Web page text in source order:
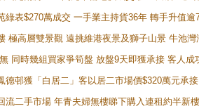
綠表$270萬成交 一手業主持貨36年 轉手升值逾
極高層雙景觀 遠挑維港夜景及獅子山景 牛池
同時幾組買家爭筍盤 放盤9天即獲承接 客人
德邨獲「白居二」客以居二市場價$320萬元承接
流二手市場 年青夫婦無樓睇下購入連租約半新